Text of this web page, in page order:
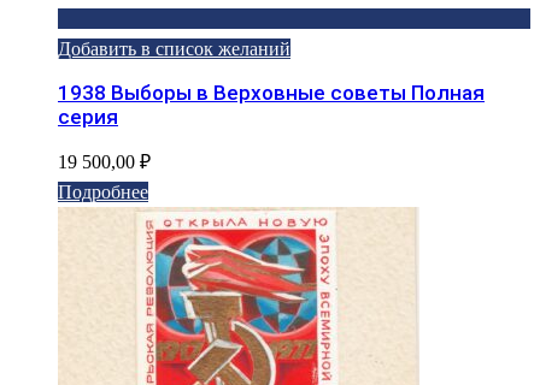
Добавить в список желаний
1938 Выборы в Верховные советы Полная
серия
19 500,00 ₽
Подробнее